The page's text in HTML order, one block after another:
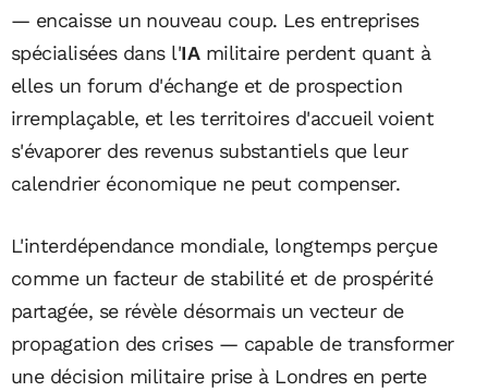
— encaisse un nouveau coup. Les entreprises
spécialisées dans l'IAmilitaire perdent quant à
elles un forum d'échange et de prospection
irremplaçable, et les territoires d'accueil voient
s'évaporer des revenus substantiels que leur
calendrier économique ne peut compenser.
L'interdépendance mondiale, longtemps perçue
comme un facteur de stabilité et de prospérité
partagée, se révèle désormais un vecteur de
propagation des crises — capable de transformer
une décision militaire prise à Londres en perte